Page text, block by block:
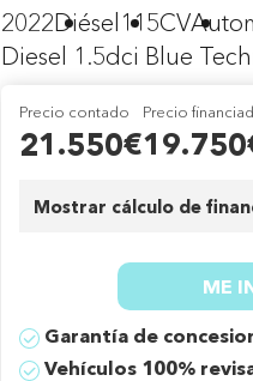
2022Diésel 115CV
Diesel 1.5dci Blue
Precio contado
21.550€
Precio
Mostrar cálculo de
ME
Garantía de
Vehículos 100%